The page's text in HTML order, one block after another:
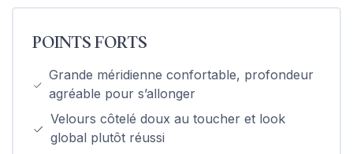
POINTS FORTS
Grande méridienne confortable, profondeur
agréable pour s’allonger
Velours côtelé doux au toucher et look
global plutôt réussi